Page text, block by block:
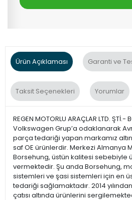
Ürün Açıklaması Garanti ve
Taksit Seçenekleri Yorumlar
REGEN MOTORLU ARAÇLAR LTD.
Volkswagen Grup’a odaklanarak
parça tedariği yapan markamız
saf OE ürünlerdir. Merkezi Almanya
Borsehung, üstün kalitesi sebebiyle
vermektedir. Şu anda Borsehung,
sistemleri ve şasi sistemleri için en
tedariği sağlamaktadır. 2014
çatısı altında ürünlerini